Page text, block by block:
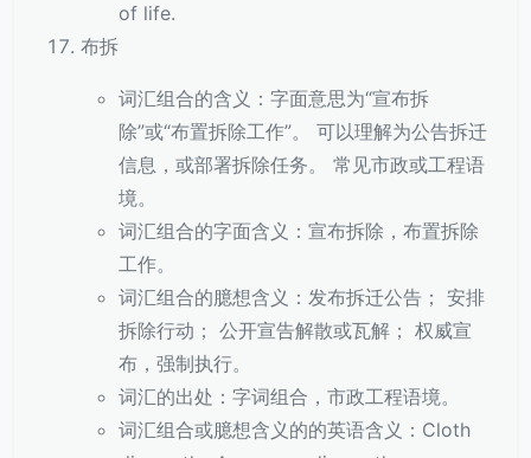
of life.
布拆
词汇组合的含义：字面意思为“宣布拆
除”或“布置拆除工作”。 可以理解为公告拆迁
信息，或部署拆除任务。 常见市政或工程语
境。
词汇组合的字面含义：宣布拆除，布置拆除
工作。
词汇组合的臆想含义：发布拆迁公告； 安排
拆除行动； 公开宣告解散或瓦解； 权威宣
布，强制执行。
词汇的出处：字词组合，市政工程语境。
词汇组合或臆想含义的的英语含义：Cloth